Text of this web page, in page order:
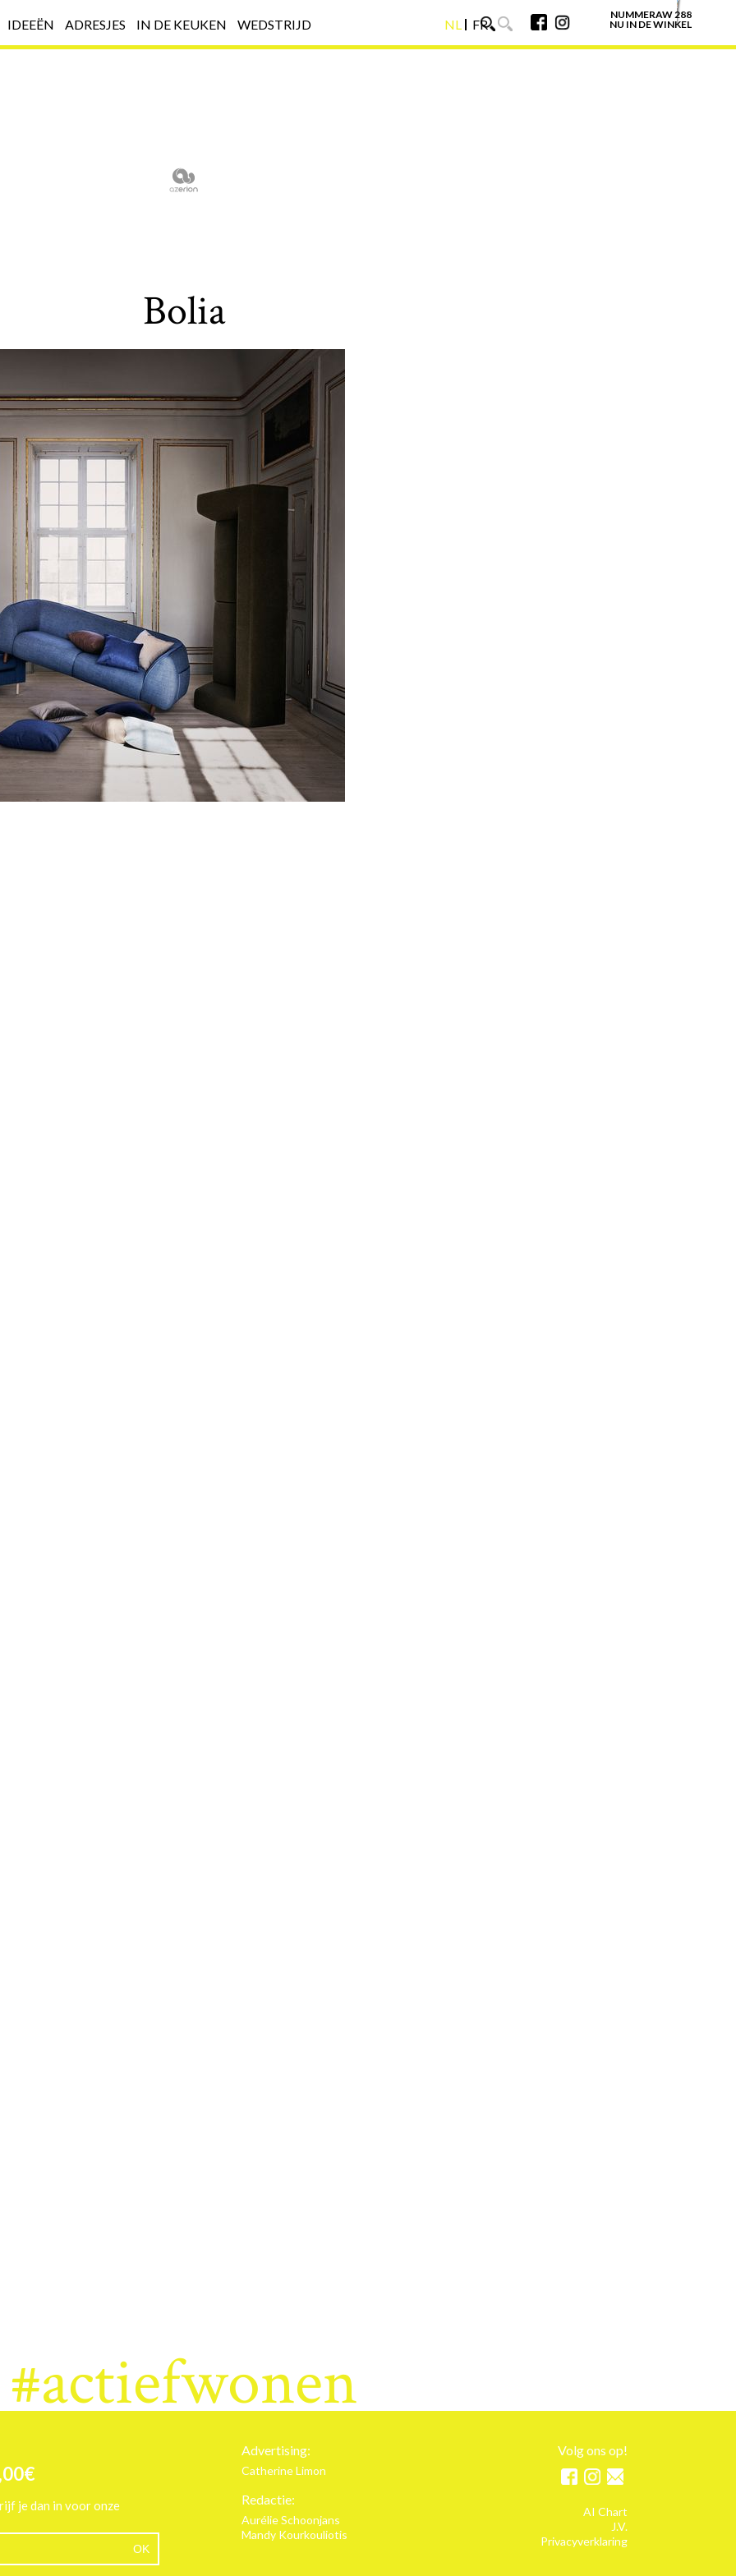
IDEEËN ADRESJES IN DE KEUKEN WEDSTRIJD
NL
FR
NUMMERAW 288
NU IN DE WINKEL
Bolia
#actiefwonen
je dan in voor onze
Advertising:
Catherine Limon
Redactie:
Aurélie Schoonjans
Mandy Kourkouliotis
Volg ons op!
AI Chart
J.V.
Privacyverklaring